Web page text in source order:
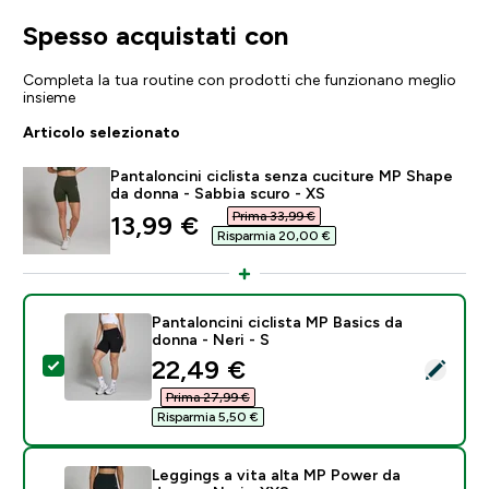
Spesso acquistati con
Completa la tua routine con prodotti che funzionano meglio
insieme
Articolo selezionato
Pantaloncini ciclista senza cuciture MP Shape
da donna - Sabbia scuro - XS
discounted price
13,99 €‎
Prima 33,99 €‎
Risparmia 20,00 €‎
Seleziona questo prodotto - Pantaloncini ciclista MP
Pantaloncini ciclista MP Basics da
donna - Neri - S
discounted price
22,49 €‎
Prima 27,99 €‎
Risparmia 5,50 €‎
Leggings a vita alta MP Power da